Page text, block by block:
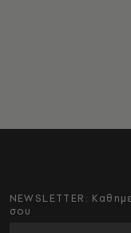
NEWSLETTER:
σου